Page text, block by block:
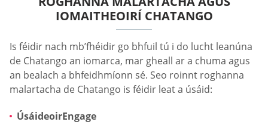
IOMAITHEOIRÍ CHATANGO
Is féidir nach mb’fhéidir go bhfuil tú i do lucht leanúna
de Chatango an iomarca, mar gheall ar a chuma agus
an bealach a bhfeidhmíonn sé. Seo roinnt roghanna
malartacha de Chatango is féidir leat a úsáid:
ÚsáideoirEngage